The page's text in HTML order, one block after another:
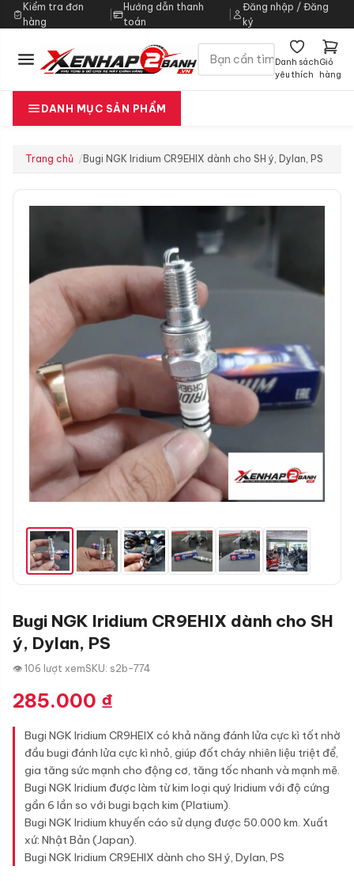
Kiểm tra đơn
hàng
|
Hướng dẫn thanh
toán
Đăng nhập / Đăng
ký
Danh sách
yêu thích
Giỏ
hàng
DANH MỤC SẢN PHẨM
Trang chủ Bugi NGK Iridium CR9EHIX dành cho SH ý, Dylan, PS
Bugi NGK Iridium CR9EHIX dành cho SH
ý, Dylan, PS
👁 106 lượt xemSKU: s2b-774
285.000 ₫
Bugi NGK Iridium CR9HEIX có khả năng đánh lửa cực kì tốt nhờ
đầu bugi đánh lửa cực kì nhỏ, giúp đốt cháy nhiên liệu triệt để,
gia tăng sức mạnh cho động cơ, tăng tốc nhanh và mạnh mẽ.
Bugi NGK Iridium được làm từ kim loại quý Iridium với độ cứng
gần 6 lần so với bugi bạch kim (Platium).
Bugi NGK Iridium khuyến cáo sử dụng được 50.000 km. Xuất
xứ: Nhật Bản (Japan).
Bugi NGK Iridium CR9EHIX dành cho SH ý, Dylan, PS